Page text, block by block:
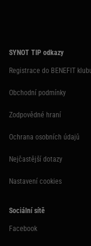
SYNOT TIP odkazy
Registrace do BENEFIT
Obchodní podmínky
Zodpovědné hraní
Ochrana osobních údajů
Nejčastější dotazy
Nastavení cookies
Sociální sítě
Facebook